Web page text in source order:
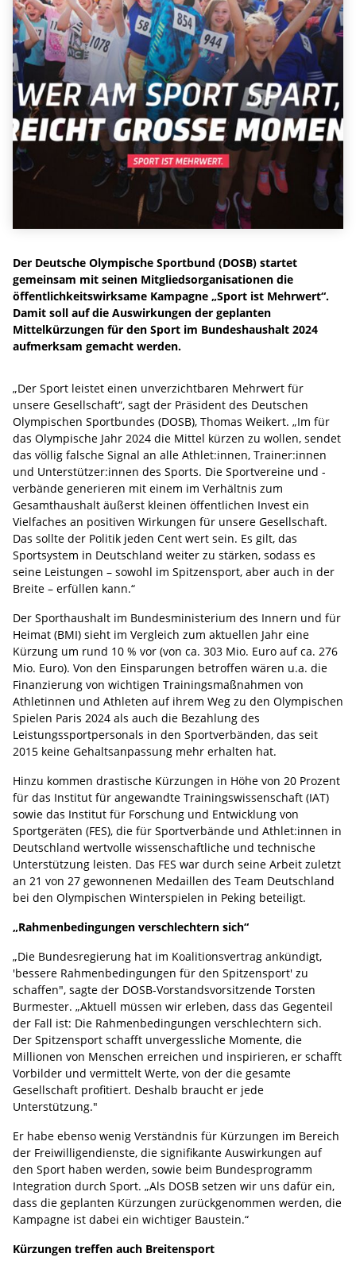
Der Deutsche Olympische Sportbund (DOSB) startet
gemeinsam mit seinen Mitgliedsorganisationen die
öffentlichkeitswirksame Kampagne „Sport ist Mehrwert“.
Damit soll auf die Auswirkungen der geplanten
Mittelkürzungen für den Sport im Bundeshaushalt 2024
aufmerksam gemacht werden.
„Der Sport leistet einen unverzichtbaren Mehrwert für
unsere Gesellschaft“, sagt der Präsident des Deutschen
Olympischen Sportbundes (DOSB), Thomas Weikert. „Im für
das Olympische Jahr 2024 die Mittel kürzen zu wollen, sendet
das völlig falsche Signal an alle Athlet:innen, Trainer:innen
und Unterstützer:innen des Sports. Die Sportvereine und -
verbände generieren mit einem im Verhältnis zum
Gesamthaushalt äußerst kleinen öffentlichen Invest ein
Vielfaches an positiven Wirkungen für unsere Gesellschaft.
Das sollte der Politik jeden Cent wert sein. Es gilt, das
Sportsystem in Deutschland weiter zu stärken, sodass es
seine Leistungen – sowohl im Spitzensport, aber auch in der
Breite – erfüllen kann.“
Der Sporthaushalt im Bundesministerium des Innern und für
Heimat (BMI) sieht im Vergleich zum aktuellen Jahr eine
Kürzung um rund 10 % vor (von ca. 303 Mio. Euro auf ca. 276
Mio. Euro). Von den Einsparungen betroffen wären u.a. die
Finanzierung von wichtigen Trainingsmaßnahmen von
Athletinnen und Athleten auf ihrem Weg zu den Olympischen
Spielen Paris 2024 als auch die Bezahlung des
Leistungssportpersonals in den Sportverbänden, das seit
2015 keine Gehaltsanpassung mehr erhalten hat.
Hinzu kommen drastische Kürzungen in Höhe von 20 Prozent
für das Institut für angewandte Trainingswissenschaft (IAT)
sowie das Institut für Forschung und Entwicklung von
Sportgeräten (FES), die für Sportverbände und Athlet:innen in
Deutschland wertvolle wissenschaftliche und technische
Unterstützung leisten. Das FES war durch seine Arbeit zuletzt
an 21 von 27 gewonnenen Medaillen des Team Deutschland
bei den Olympischen Winterspielen in Peking beteiligt.
„Rahmenbedingungen verschlechtern sich“
„Die Bundesregierung hat im Koalitionsvertrag ankündigt,
'bessere Rahmenbedingungen für den Spitzensport' zu
schaffen", sagte der DOSB-Vorstandsvorsitzende Torsten
Burmester. „Aktuell müssen wir erleben, dass das Gegenteil
der Fall ist: Die Rahmenbedingungen verschlechtern sich.
Der Spitzensport schafft unvergessliche Momente, die
Millionen von Menschen erreichen und inspirieren, er schafft
Vorbilder und vermittelt Werte, von der die gesamte
Gesellschaft profitiert. Deshalb braucht er jede
Unterstützung."
Er habe ebenso wenig Verständnis für Kürzungen im Bereich
der Freiwilligendienste, die signifikante Auswirkungen auf
den Sport haben werden, sowie beim Bundesprogramm
Integration durch Sport. „Als DOSB setzen wir uns dafür ein,
dass die geplanten Kürzungen zurückgenommen werden, die
Kampagne ist dabei ein wichtiger Baustein.“
Kürzungen treffen auch Breitensport